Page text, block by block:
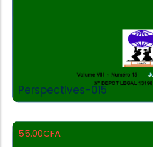
Perspectives-015
55.00CFA